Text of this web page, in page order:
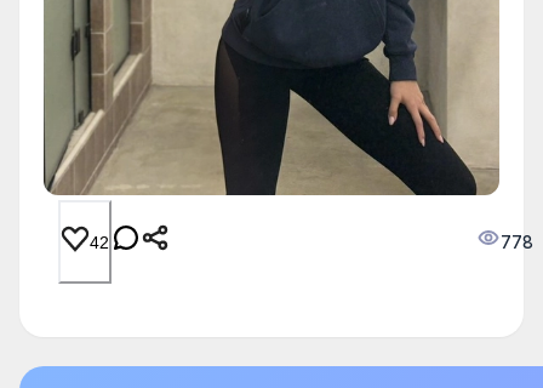
42 778